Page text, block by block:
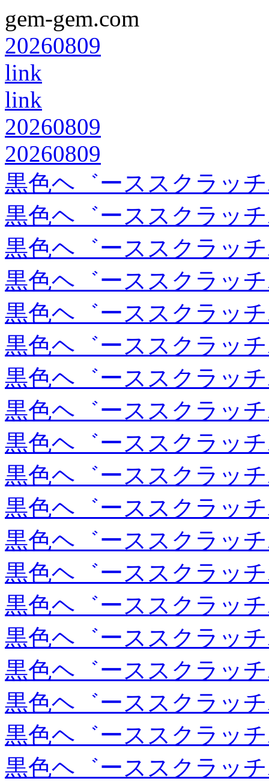
gem-gem.com
20260809
link
link
20260809
20260809
黒色ヘ゛ーススクラッ
黒色ヘ゛ーススクラッ
黒色ヘ゛ーススクラッ
黒色ヘ゛ーススクラッ
黒色ヘ゛ーススクラッ
黒色ヘ゛ーススクラッ
黒色ヘ゛ーススクラッ
黒色ヘ゛ーススクラッ
黒色ヘ゛ーススクラッ
黒色ヘ゛ーススクラッ
黒色ヘ゛ーススクラッ
黒色ヘ゛ーススクラッ
黒色ヘ゛ーススクラッ
黒色ヘ゛ーススクラッ
黒色ヘ゛ーススクラッ
黒色ヘ゛ーススクラッ
黒色ヘ゛ーススクラッ
黒色ヘ゛ーススクラッ
黒色ヘ゛ーススクラッ